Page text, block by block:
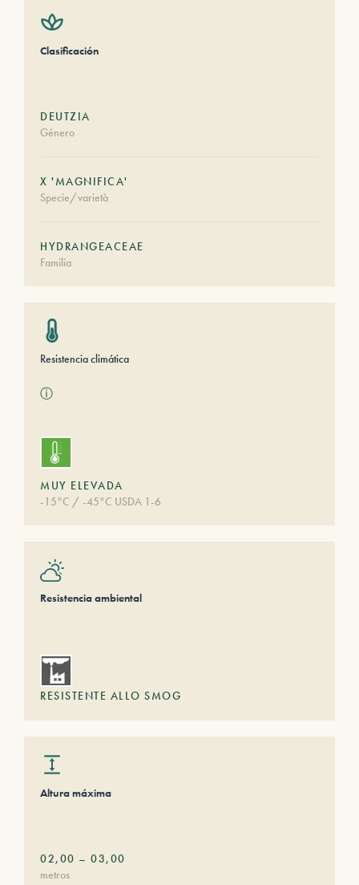
Clasificación
DEUTZIA
Género
X 'MAGNIFICA'
Specie/varietà
HYDRANGEACEAE
Familia
Resistencia climática
ⓘ
MUY ELEVADA
-15°C / -45°C USDA 1-6
Resistencia ambiental
RESISTENTE ALLO SMOG
Altura máxima
02,00 – 03,00
metros